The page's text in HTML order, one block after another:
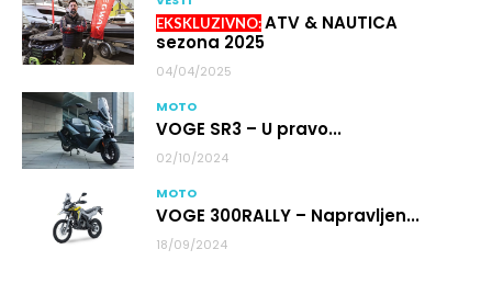
ATV & NAUTICA
sezona 2025
04/04/2025
MOTO
VOGE SR3 – U pravo...
02/10/2024
MOTO
VOGE 300RALLY – Napravljen...
18/09/2024